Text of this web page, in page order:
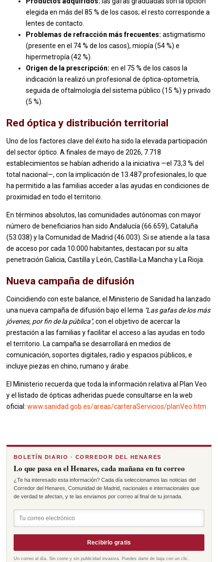
elegida en más del 85 % de los casos; el resto corresponde a
lentes de contacto.
Problemas de refracción más frecuentes: astigmatismo
(presente en el 74 % de los casos), miopía (54 %) e
hipermetropía (42 %).
Origen de la prescripción: en el 75 % de los casos la
indicación la realizó un profesional de óptica-optometría,
seguida de oftalmología del sistema público (15 %) y privado
(5 %).
Red óptica y distribución territorial
Uno de los factores clave del éxito ha sido la elevada participación
del sector óptico. A finales de mayo de 2026, 7.718
establecimientos se habían adherido a la iniciativa —el 73,3 % del
total nacional—, con la implicación de 13.487 profesionales, lo que
ha permitido a las familias acceder a las ayudas en condiciones de
proximidad en todo el territorio.
En términos absolutos, las comunidades autónomas con mayor
número de beneficiarios han sido Andalucía (66.659), Cataluña
(53.038) y la Comunidad de Madrid (46.003). Si se atiende a la tasa
de acceso por cada 10.000 habitantes, destacan por su alta
penetración Galicia, Castilla y León, Castilla-La Mancha y La Rioja.
Nueva campaña de difusión
Coincidiendo con este balance, el Ministerio de Sanidad ha lanzado
una nueva campaña de difusión bajo el lema "Las gafas de los más
jóvenes, por fin de la pública", con el objetivo de acercar la
prestación a las familias y facilitar el acceso a las ayudas en todo
el territorio. La campaña se desarrollará en medios de
comunicación, soportes digitales, radio y espacios públicos, e
incluye piezas en chino, rumano y árabe.
El Ministerio recuerda que toda la información relativa al Plan Veo
y el listado de ópticas adheridas puede consultarse en la web
oficial:www.sanidad.gob.es/areas/carteraServicios/planVeo.htm
BOLETÍN DIARIO · CORREDOR DEL HENARES
Lo que pasa en el Henares, cada mañana en tu correo
¿Te ha interesado esta información? Cada día seleccionamos las noticias del
Corredor del Henares, Comunidad de Madrid, nacionales e internacionales que
de verdad te afectan, y te las enviamos por correo al final de tu jornada.
Recibirlo gratis
Un correo al día. Sin coste y sin publicidad invasiva. Puedes darte de baja con un clic.